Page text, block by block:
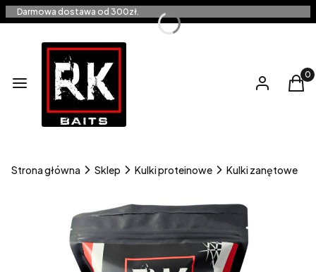
Darmowa dostawa od 300zł.
Menu Zaloguj się
Strona główna Sklep Kulki proteinowe Kulki zanętowe